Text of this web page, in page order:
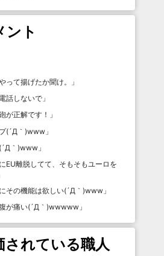
ント
って揚げたか聞け。
」
話しないで 」
が正解です！ 」
(´Д｀)www 」
｀)www 」
EU離脱してて、そもそもユーロを
その機能は欲しい(´Д｀)www 」
が痛い(´Д｀)wwwww 」
されている職人